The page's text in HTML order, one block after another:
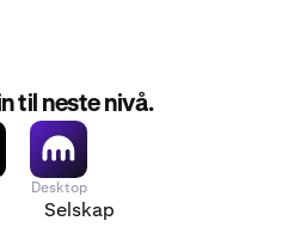
til neste nivå.
Desktop
Selskap